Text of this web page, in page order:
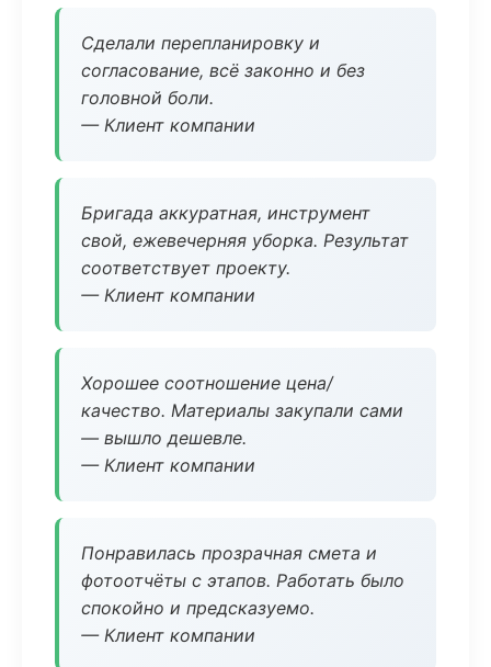
Сделали перепланировку и
согласование, всё законно и без
головной боли.
— Клиент компании
Бригада аккуратная, инструмент
свой, ежевечерняя уборка. Результат
соответствует проекту.
— Клиент компании
Хорошее соотношение цена/
качество. Материалы закупали сами
— вышло дешевле.
— Клиент компании
Понравилась прозрачная смета и
фотоотчёты с этапов. Работать было
спокойно и предсказуемо.
— Клиент компании